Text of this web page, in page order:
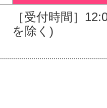
［受付時間］
を除く)